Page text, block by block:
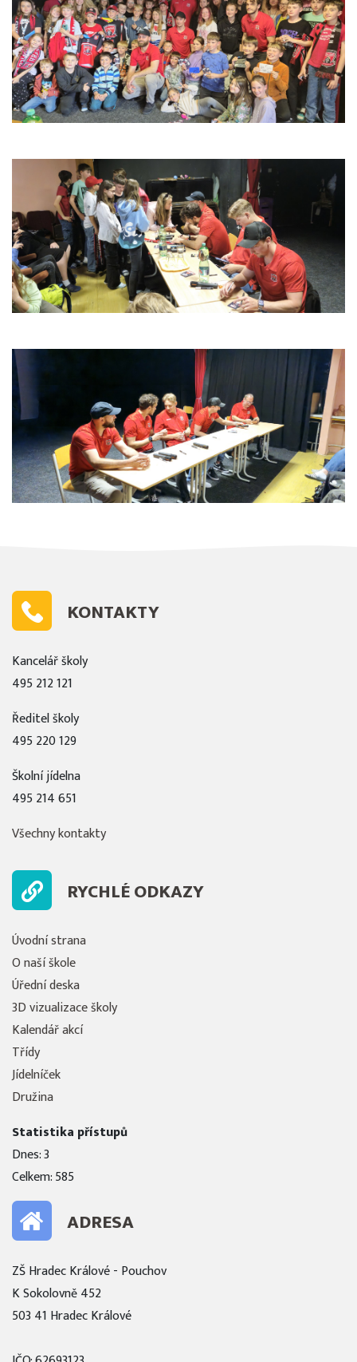
KONTAKTY
Kancelář školy
495 212 121
Ředitel školy
495 220 129
Školní jídelna
495 214 651
Všechny kontakty
RYCHLÉ ODKAZY
Úvodní strana
O naší škole
Úřední deska
3D vizualizace školy
Kalendář akcí
Třídy
Jídelníček
Družina
Statistika přístupů
Dnes: 3
Celkem: 585
ADRESA
ZŠ Hradec Králové - Pouchov
K Sokolovně 452
503 41 Hradec Králové